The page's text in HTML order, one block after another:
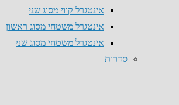
אינטגרל קווי מסוג שני
אינטגרל משטחי מסוג ראשון
אינטגרל משטחי מסוג שני
סדרות